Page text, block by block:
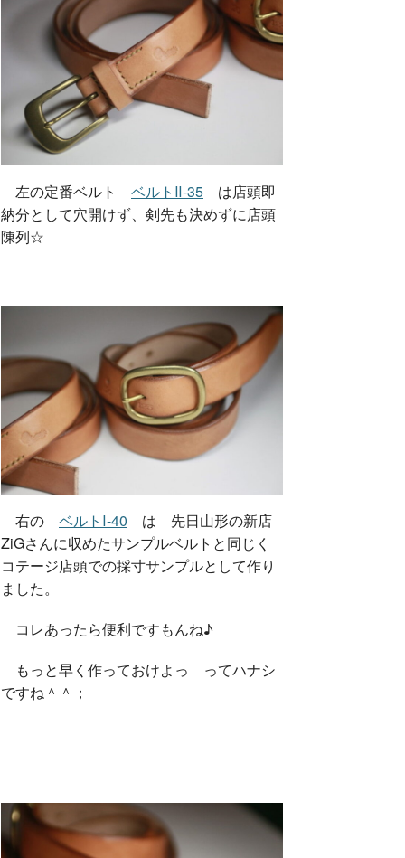
左の定番ベルト ベルトⅡ-35 は店頭即
納分として穴開けず、剣先も決めずに店頭
陳列☆
右の ベルトⅠ-40 は 先日山形の新店
ZiGさんに収めたサンプルベルトと同じく
コテージ店頭での採寸サンプルとして作り
ました。
コレあったら便利ですもんね♪
もっと早く作っておけよっ ってハナシ
ですね＾＾；